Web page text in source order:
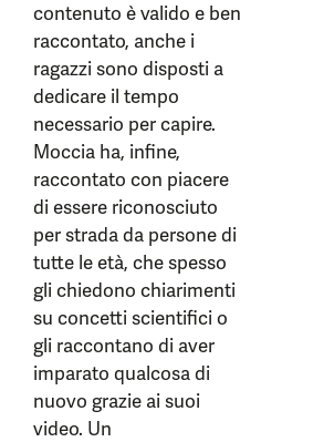
contenuto è valido e ben
raccontato, anche i
ragazzi sono disposti a
dedicare il tempo
necessario per capire.
Moccia ha, infine,
raccontato con piacere
di essere riconosciuto
per strada da persone di
tutte le età, che spesso
gli chiedono chiarimenti
su concetti scientifici o
gli raccontano di aver
imparato qualcosa di
nuovo grazie ai suoi
video. Un